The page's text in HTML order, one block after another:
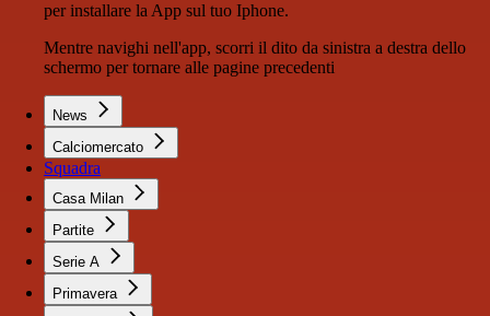
per installare la App sul tuo Iphone.
Mentre navighi nell'app, scorri il dito da sinistra a destra dello
schermo per tornare alle pagine precedenti
News
Calciomercato
Squadra
Casa Milan
Partite
Serie A
Primavera